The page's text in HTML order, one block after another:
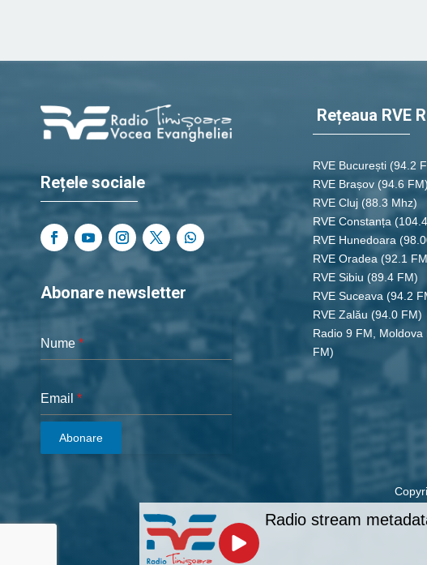
Rețele sociale
Abonare newsletter
Nume *
Email *
Abonare
Rețeaua RVE
RVE București (94.2
RVE Brașov (94.6 FM)
RVE Cluj (88.3 Mhz)
RVE Constanța
RVE Hunedoara
RVE Oradea (92.1
RVE Sibiu (89.4 FM)
RVE Suceava (94.2
RVE Zalău (94.0 FM)
Radio 9 FM, Moldova
FM)
Radio stream